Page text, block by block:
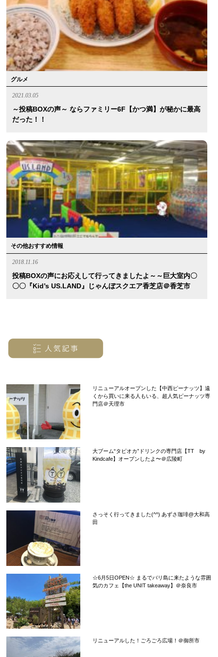
グルメ
2021.03.05
～投稿BOXの声～ ならファミリー6F【かつ満】が秘かに最高
だった！！
その他おすすめ情報
2018.11.16
投稿BOXの声にお応えして行ってきましたよ～～巨大室内〇
〇〇『kid’s US.LAND』じゃんぼスクエア香芝店＠香芝市
リニューアルオープンした【中西ピーナッツ】遠
くから買いに来る人もいる、超人気ピーナッツ専
門店＠天理市
大ブーム“タピオカ”ドリンクの専門店【TT by
Kindcafe】オープンしたよ〜＠広陵町
さっそく行ってきました(^^) あずさ珈琲@大和高
田
☆6月5日OPEN☆ まるでバリ島に来たような雰囲
気のカフェ【the UNIT takeaway】＠奈良市
リニューアルした！ごろごろ広場！＠御所市